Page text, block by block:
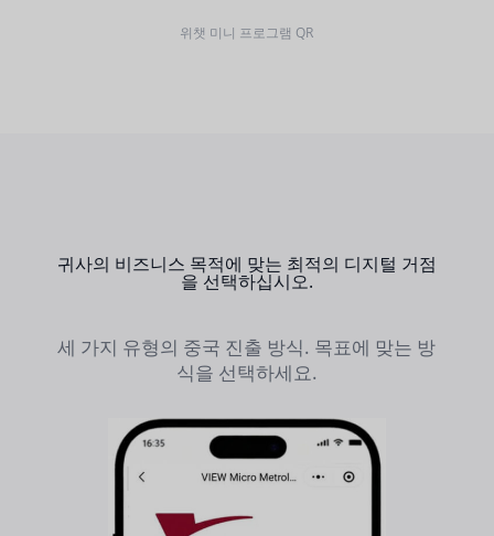
위챗 미니 프로그램 QR
귀사의 비즈니스 목적에 맞는 최적의 디지털 거점
을 선택하십시오.
세 가지 유형의 중국 진출 방식. 목표에 맞는 방
식을 선택하세요.